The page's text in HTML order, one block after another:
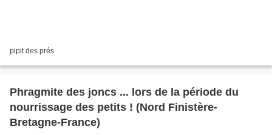
pipit des prés
Phragmite des joncs ... lors de la période du
nourrissage des petits ! (Nord Finistère-
Bretagne-France)